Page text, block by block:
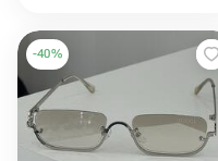
-40%